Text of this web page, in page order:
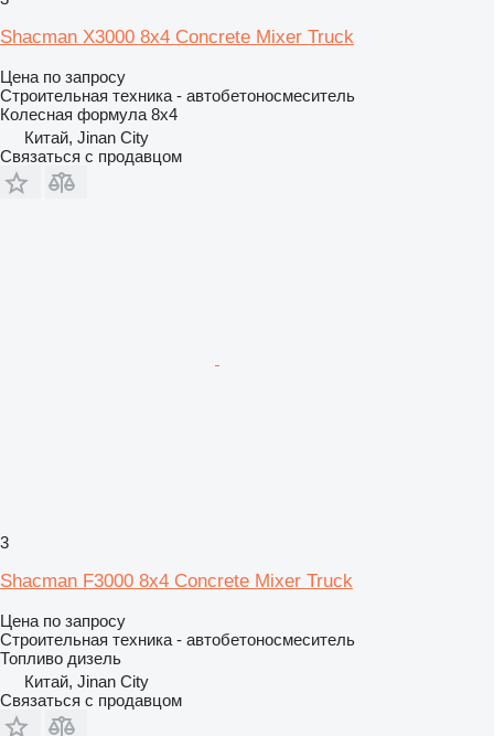
Shacman X3000 8x4 Concrete Mixer Truck
Цена по запросу
Строительная техника - автобетоносмеситель
Колесная формула 8x4
Китай, Jinan City
Связаться с продавцом
3
Shacman F3000 8x4 Concrete Mixer Truck
Цена по запросу
Строительная техника - автобетоносмеситель
Топливо дизель
Китай, Jinan City
Связаться с продавцом